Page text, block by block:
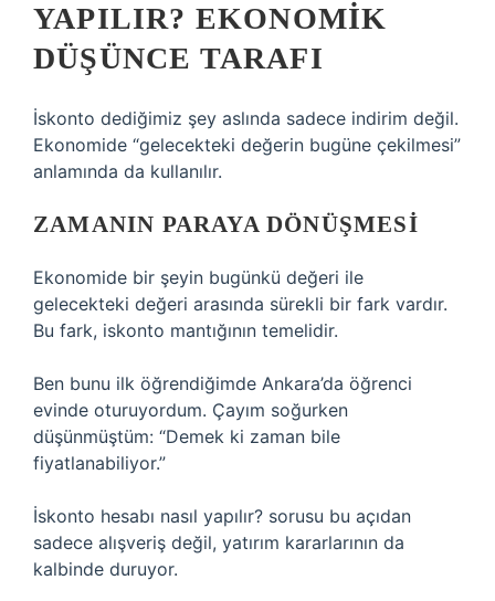
YAPILIR? EKONOMIK
DÜŞÜNCE TARAFI
İskonto dediğimiz şey aslında sadece indirim değil.
Ekonomide “gelecekteki değerin bugüne çekilmesi”
anlamında da kullanılır.
ZAMANIN PARAYA DÖNÜŞMESI
Ekonomide bir şeyin bugünkü değeri ile
gelecekteki değeri arasında sürekli bir fark vardır.
Bu fark, iskonto mantığının temelidir.
Ben bunu ilk öğrendiğimde Ankara’da öğrenci
evinde oturuyordum. Çayım soğurken
düşünmüştüm: “Demek ki zaman bile
fiyatlanabiliyor.”
İskonto hesabı nasıl yapılır? sorusu bu açıdan
sadece alışveriş değil, yatırım kararlarının da
kalbinde duruyor.